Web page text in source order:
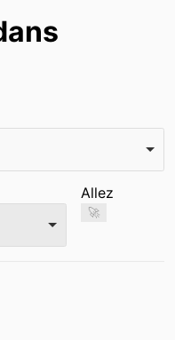
Allez
🚀